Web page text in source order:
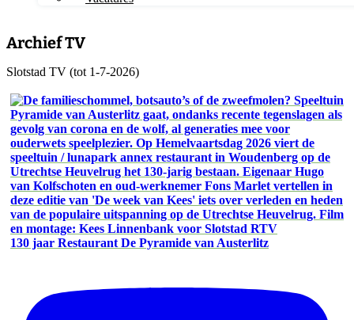
Archief TV
Slotstad TV (tot 1-7-2026)
130 jaar Restaurant De Pyramide van Austerlitz